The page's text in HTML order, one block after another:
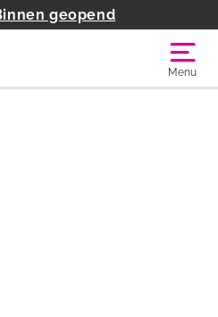
geopend
Menu